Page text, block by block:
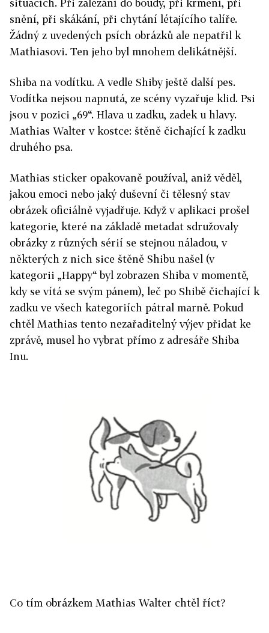
situacích. Při zalézání do boudy, při krmení, při
snění, při skákání, při chytání létajícího talíře.
Žádný z uvedených psích obrázků ale nepatřil k
Mathiasovi. Ten jeho byl mnohem delikátnější.
Shiba na vodítku. A vedle Shiby ještě další pes.
Vodítka nejsou napnutá, ze scény vyzařuje klid. Psi
jsou v pozici „69“. Hlava u zadku, zadek u hlavy.
Mathias Walter v kostce: štěně čichající k zadku
druhého psa.
Mathias sticker opakovaně používal, aniž věděl,
jakou emoci nebo jaký duševní či tělesný stav
obrázek oficiálně vyjadřuje. Když v aplikaci prošel
kategorie, které na základě metadat sdružovaly
obrázky z různých sérií se stejnou náladou, v
některých z nich sice štěně Shibu našel (v
kategorii „Happy“ byl zobrazen Shiba v momentě,
kdy se vítá se svým pánem), leč po Shibě čichající k
zadku ve všech kategoriích pátral marně. Pokud
chtěl Mathias tento nezařaditelný výjev přidat ke
zprávě, musel ho vybrat přímo z adresáře Shiba
Inu.
Co tím obrázkem Mathias Walter chtěl říct?